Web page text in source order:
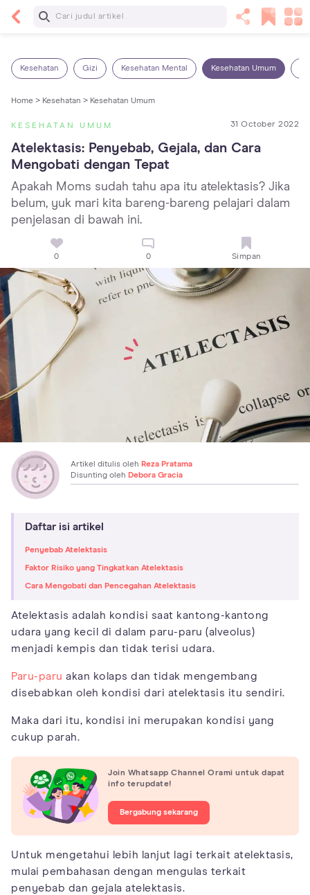
Baca Selanjutnya
Kesehatan Gizi Kesehatan Mental Kesehatan Umum
Home > Kesehatan > Kesehatan Umum
KESEHATAN UMUM 31 October 2022
Atelektasis: Penyebab, Gejala, dan Cara
Mengobati dengan Tepat
Apakah Moms sudah tahu apa itu atelektasis? Jika
belum, yuk mari kita bareng-bareng pelajari dalam
penjelasan di bawah ini.
0 0 Simpan
Artikel ditulis oleh Reza Pratama
Disunting oleh Debora Gracia
Daftar isi artikel
Penyebab Atelektasis
Faktor Risiko yang Tingkatkan Atelektasis
Cara Mengobati dan Pencegahan Atelektasis
Atelektasis adalah kondisi saat kantong-kantong
udara yang kecil di dalam paru-paru (alveolus)
menjadi kempis dan tidak terisi udara.
Paru-paru akan kolaps dan tidak mengembang
disebabkan oleh kondisi dari atelektasis itu sendiri.
Maka dari itu, kondisi ini merupakan kondisi yang
cukup parah.
Join Whatsapp Channel Orami untuk dapat
info terupdate!
Bergabung sekarang
Untuk mengetahui lebih lanjut lagi terkait atelektasis,
mulai pembahasan dengan mengulas terkait
penyebab dan gejala atelektasis.